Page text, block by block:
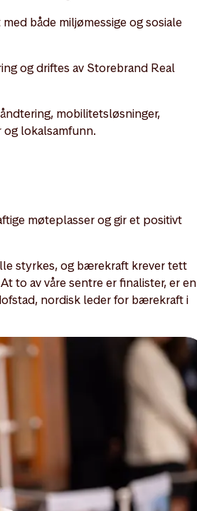
både miljømessige og sosiale
og driftes av Storebrand Real
mobilitetsløsninger,
og lokalsamfunn.
møteplasser og gir et positivt
styrkes, og bærekraft krever tett
to av våre sentre er finalister, er en
nordisk leder for bærekraft i